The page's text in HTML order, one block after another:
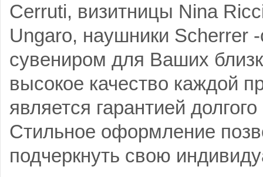
Cerruti, визитницы Nina
Ungaro, наушники Scherrer
сувениром для Ваших
высокое качество каждой
является гарантией
Стильное оформление
подчеркнуть свою